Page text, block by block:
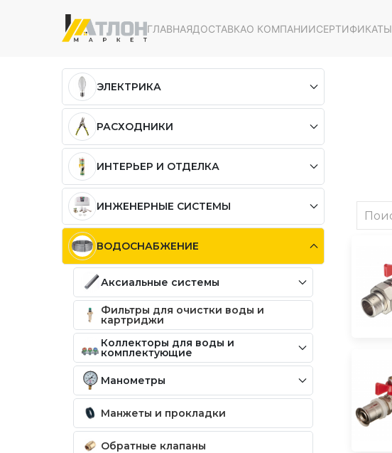
ГЛАВНАЯДОСТАВКАО КОМПАНИИСЕРТИФИКАТЫ
ЭЛЕКТРИКА
РАСХОДНИКИ
ИНТЕРЬЕР И ОТДЕЛКА
ИНЖЕНЕРНЫЕ СИСТЕМЫ
ВОДОСНАБЖЕНИЕ
Аксиальные системы
Фильтры для очистки воды и
картриджи
Коллекторы для воды и
комплектующие
Манометры
Манжеты и прокладки
Обратные клапаны